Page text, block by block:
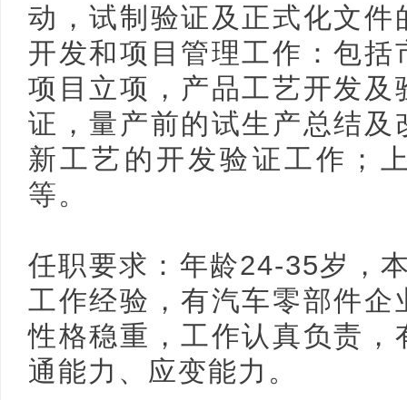
动，试制验证及正式化文
开发和项目管理工作：包
项目立项，产品工艺开发
证，量产前的试生产总结
新工艺的开发验证工作；
等。
任职要求：年龄24-35岁，
工作经验，有汽车零部件
性格稳重，工作认真负责
通能力、应变能力。